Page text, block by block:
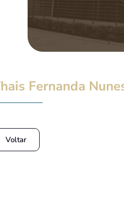
Fernanda
Voltar